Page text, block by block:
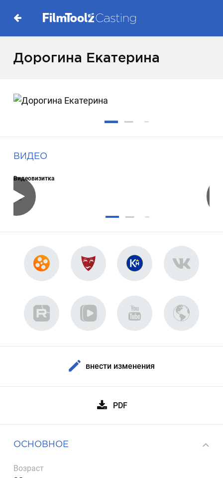
Дорогина Екатерина
ВИДЕО
Видеовизитка
внести изменения
PDF
ОСНОВНОЕ
Возраст